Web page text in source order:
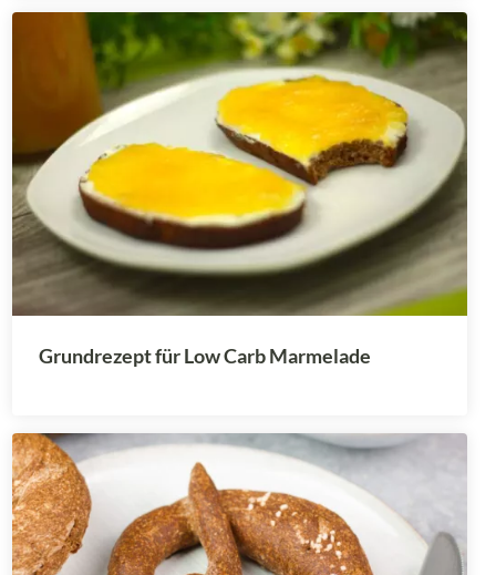
Grundrezept für Low Carb Marmelade